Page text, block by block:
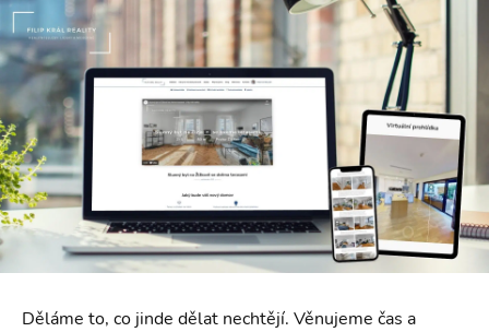
Děláme to, co jinde dělat n​echtějí. Věnujeme čas a